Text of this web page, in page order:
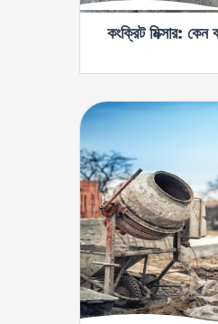
কংক্রিট মিক্সার: কেন